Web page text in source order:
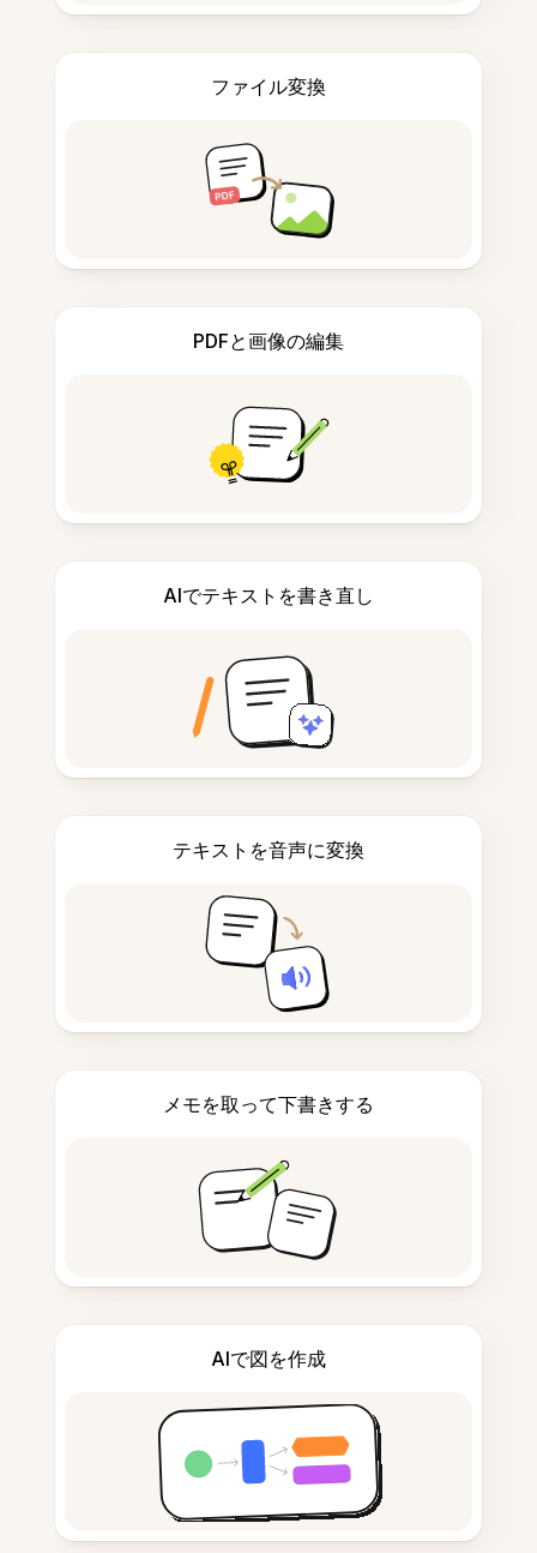
ファイル変換
PDFと画像の編集
AIでテキストを書き直し
テキストを音声に変換
メモを取って下書きする
AIで図を作成